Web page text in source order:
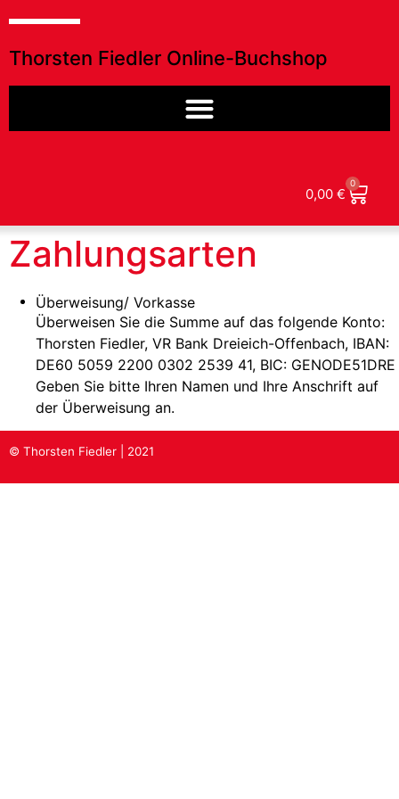
Thorsten Fiedler Online-Buchshop
0,00 €
0
Zahlungsarten
Überweisung/ Vorkasse
Überweisen Sie die Summe auf das folgende Konto:
Thorsten Fiedler, VR Bank Dreieich-Offenbach, IBAN:
DE60 5059 2200 0302 2539 41, BIC: GENODE51DRE
Geben Sie bitte Ihren Namen und Ihre Anschrift auf
der Überweisung an.
© Thorsten Fiedler | 2021